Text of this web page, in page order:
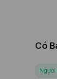
Có
Người